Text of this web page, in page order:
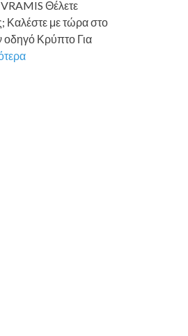
Θέλετε
Καλέστε με τώρα στο
οδηγό Κρύπτο Για